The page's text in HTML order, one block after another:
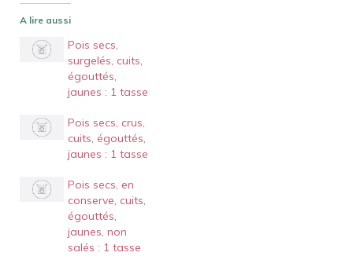
A lire aussi
Pois secs,
surgelés, cuits,
égouttés,
jaunes : 1 tasse
Pois secs, crus,
cuits, égouttés,
jaunes : 1 tasse
Pois secs, en
conserve, cuits,
égouttés,
jaunes, non
salés : 1 tasse